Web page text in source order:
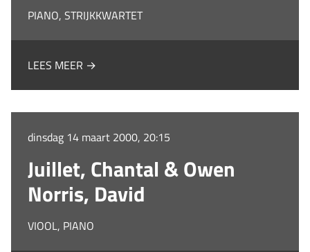
PIANO, STRIJKKWARTET
LEES MEER →
dinsdag 14 maart 2000, 20:15
Juillet, Chantal & Owen
Norris, David
VIOOL, PIANO